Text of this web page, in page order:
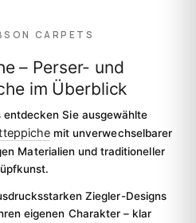
CARPETS
– Perser- und
im Überblick
entdecken Sie ausgewählte
mit unverwechselbarer
Materialien und traditioneller
Ziegler-Designs
eigenen Charakter – klar